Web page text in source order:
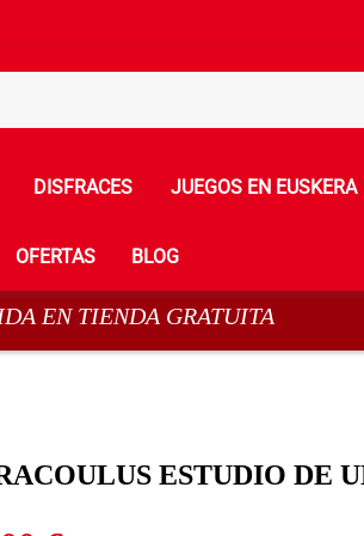
DISFRACES JUEGOS EN EUSKERA
OFERTAS BLOG
EN TIENDA GRATUITA
ESTUDIO DE